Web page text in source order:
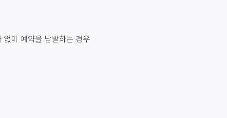
이 예약을 남발하는 경우